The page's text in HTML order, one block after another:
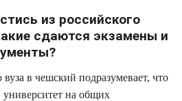
из российского
сдаются экзамены и
в чешский подразумевает, что
университет на общих